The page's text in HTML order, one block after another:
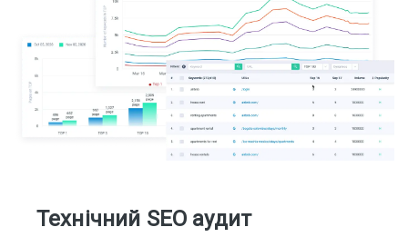
Технічний SEO аудит